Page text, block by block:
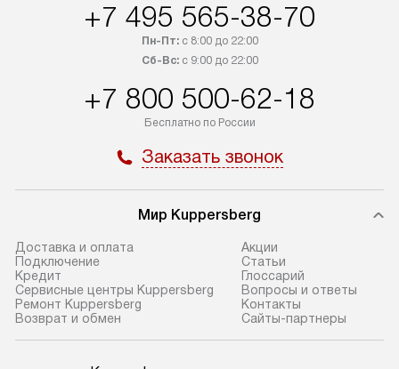
+7 495 565-38-70
Пн-Пт:с 8:00 до 22:00
Сб-Вс:с 9:00 до 22:00
+7 800 500-62-18
Бесплатно по России
Заказать звонок
Мир Kuppersberg
Доставка и оплата
Подключение
Кредит
Сервисные центры Kuppersberg
Ремонт Kuppersberg
Возврат и обмен
Акции
Cтатьи
Глоссарий
Вопросы и ответы
Контакты
Сайты-партнеры